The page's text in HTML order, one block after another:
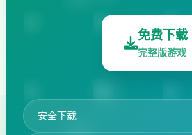
免费下载
完整版游戏
安全下载